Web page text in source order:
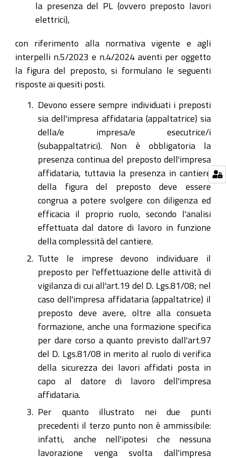
la presenza del PL (ovvero preposto lavori
elettrici),
con riferimento alla normativa vigente e agli
interpelli n.5/2023 e n.4/2024 aventi per oggetto
la figura del preposto, si formulano le seguenti
risposte ai quesiti posti.
Devono essere sempre individuati i preposti
sia dell'impresa affidataria (appaltatrice) sia
della/e impresa/e esecutrice/i
(subappaltatrici). Non è obbligatoria la
presenza continua del preposto dell'impresa
affidataria, tuttavia la presenza in cantiere
della figura del preposto deve essere
congrua a potere svolgere con diligenza ed
efficacia il proprio ruolo, secondo l'analisi
effettuata dal datore di lavoro in funzione
della complessità del cantiere.
Tutte le imprese devono individuare il
preposto per l'effettuazione delle attività di
vigilanza di cui all'art.19 del D. Lgs.81/08; nel
caso dell'impresa affidataria (appaltatrice) il
preposto deve avere, oltre alla consueta
formazione, anche una formazione specifica
per dare corso a quanto previsto dall'art.97
del D. Lgs.81/08 in merito al ruolo di verifica
della sicurezza dei lavori affidati posta in
capo al datore di lavoro dell'impresa
affidataria.
Per quanto illustrato nei due punti
precedenti il terzo punto non è ammissibile:
infatti, anche nell'ipotesi che nessuna
lavorazione venga svolta dall'impresa